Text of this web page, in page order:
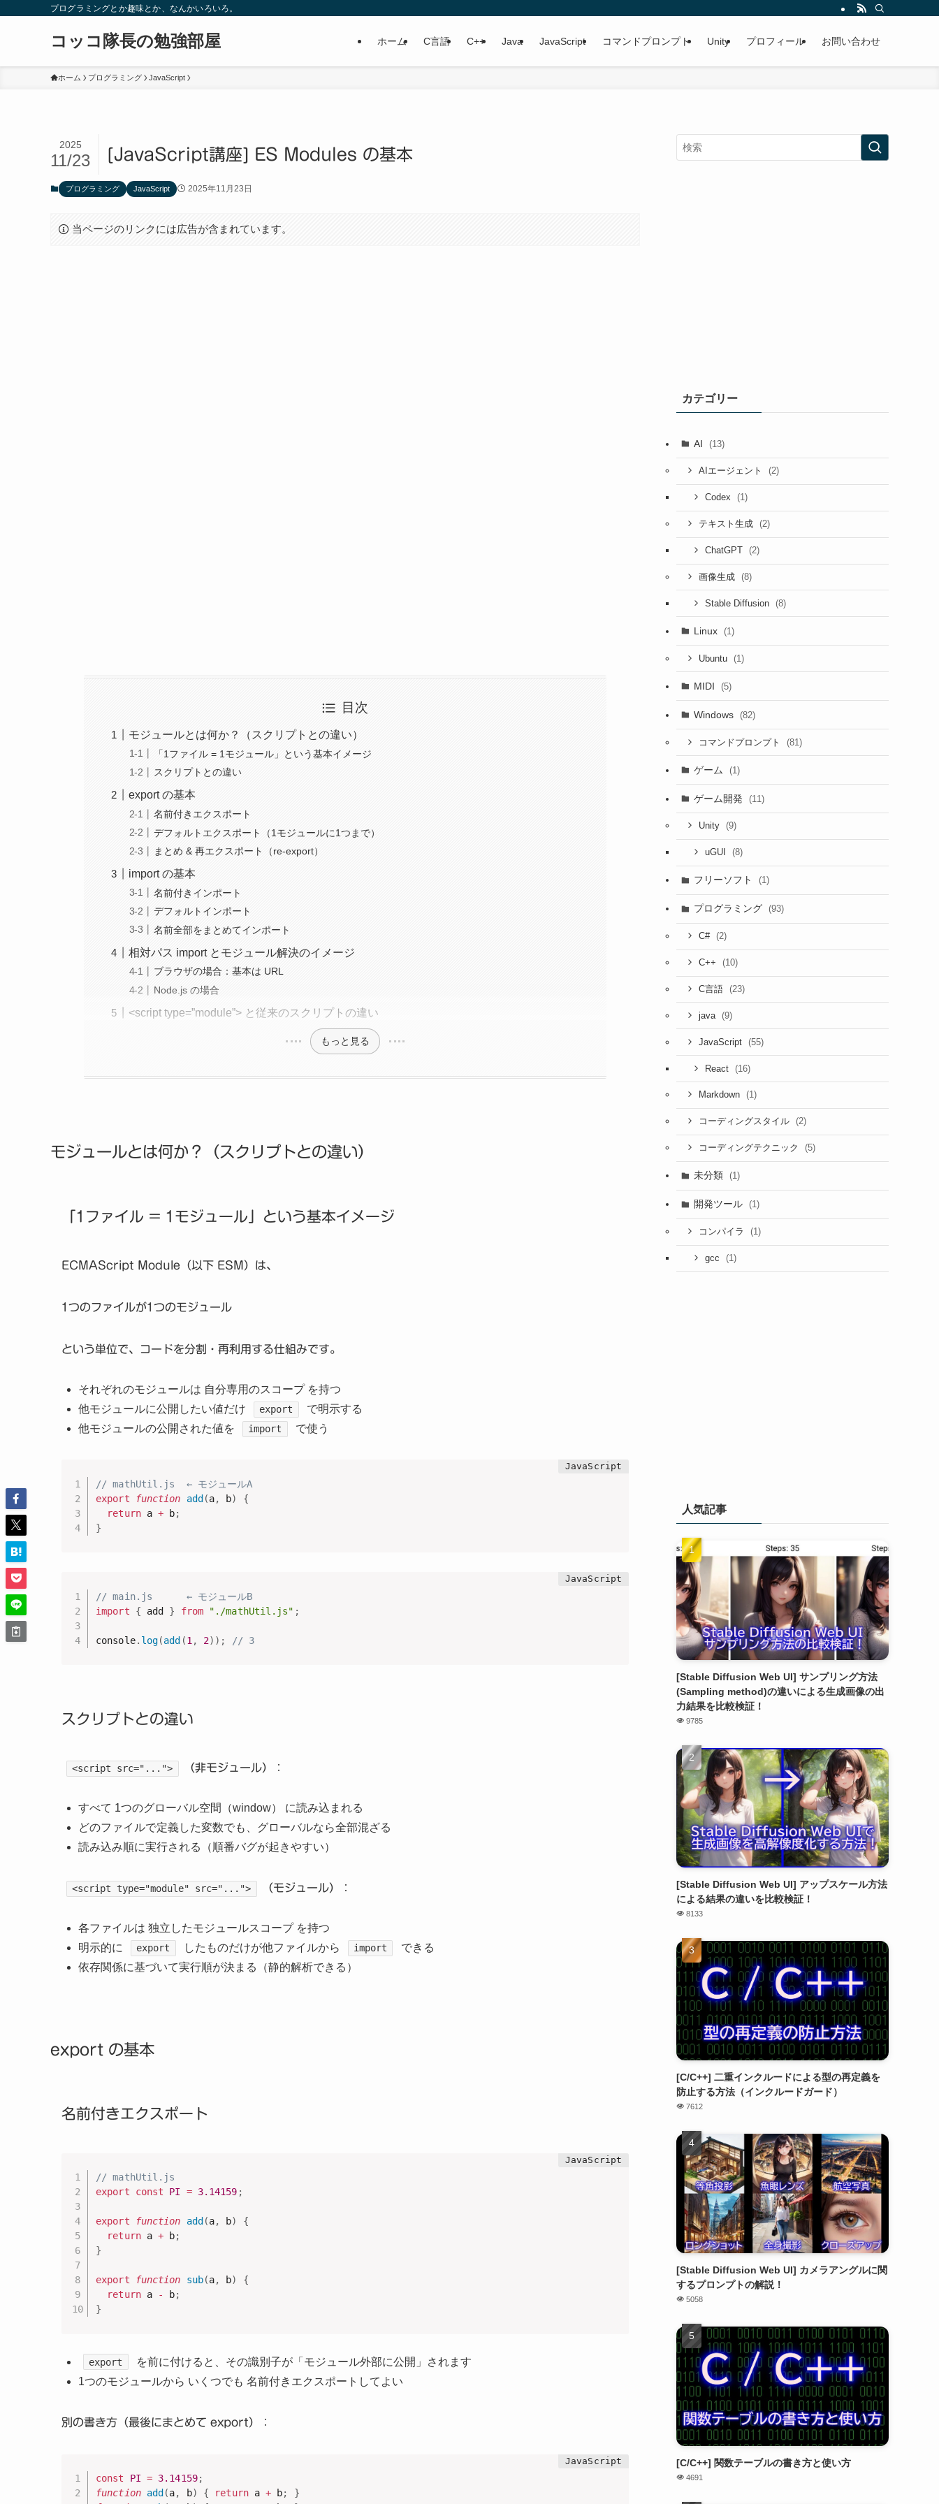
プログラミングとか趣味とか、なんかいろいろ。
コッコ隊長の勉強部屋 ホーム C言語 C++ Java JavaScript コマンドプロンプト Unity プロフィール お問い合わせ
ホーム プログラミング JavaScript
[JavaScript講座] ES Modules の基本
2025
11/23
プログラミング JavaScript 2025年11月23日
当ページのリンクには広告が含まれています。
目次
モジュールとは何か？（スクリプトとの違い）
「1ファイル = 1モジュール」という基本イメージ
スクリプトとの違い
export の基本
名前付きエクスポート
デフォルトエクスポート（1モジュールに1つまで）
まとめ & 再エクスポート（re-export）
import の基本
名前付きインポート
デフォルトインポート
名前全部をまとめてインポート
相対パス import とモジュール解決のイメージ
ブラウザの場合：基本は URL
Node.js の場合
<script type=”module”> と従来のスクリプトの違い
もっと見る
モジュールとは何か？（スクリプトとの違い）
「1ファイル = 1モジュール」という基本イメージ
ECMAScript Module（以下 ESM）は、
1つのファイルが1つのモジュール
という単位で、コードを分割・再利用する仕組みです。
それぞれのモジュールは 自分専用のスコープ を持つ
他モジュールに公開したい値だけ
export
で明示する
他モジュールの公開された値を
import で使う
// mathUtil.js  ← モジュールA
export
function add (a, b)
{
return a + b;
}
// main.js      ← モジュールB
import
{ add } from "./mathUtil.js" ;
console. log(add (1 , 2) ) ; // 3
スクリプトとの違い
<script src="..."> （非モジュール）：
すべて 1つのグローバル空間（window） に読み込まれる
どのファイルで定義した変数でも、グローバルなら全部混ざる
読み込み順に実行される（順番バグが起きやすい）
<script type="module" src="..."> （モジュール）：
各ファイルは 独立したモジュールスコープ を持つ
明示的に
export したものだけが他ファイルから import
できる
依存関係に基づいて実行順が決まる（静的解析できる）
export の基本
名前付きエクスポート
// mathUtil.js
export
const PI = 3.14159 ;
export function add (a, b)
{
return a + b;
}
export function sub(a, b)
{
return a - b;
}
export
を前に付けると、その識別子が「モジュール外部に公開」されます
1つのモジュールから いくつでも 名前付きエクスポートしてよい
別の書き方（最後にまとめて export）：
const PI = 3.14159;
function add (a, b) { return a + b;
}
カテゴリー
AI (13)
AIエージェント (2)
Codex (1)
テキスト生成 (2)
ChatGPT (2)
画像生成 (8)
Stable Diffusion (8)
Linux (1)
Ubuntu (1)
MIDI (5)
Windows (82)
コマンドプロンプト (81)
ゲーム (1)
ゲーム開発 (11)
Unity (9)
uGUI (8)
フリーソフト (1)
プログラミング (93)
C# (2)
C++ (10)
C言語 (23)
java (9)
JavaScript (55)
React (16)
Markdown (1)
コーディングスタイル (2)
コーディングテクニック (5)
未分類 (1)
開発ツール (1)
コンパイラ (1)
gcc (1)
人気記事
[Stable Diffusion Web UI] サンプリング方法
(Sampling method)の違いによる生成画像の出
力結果を比較検証！
9785
[Stable Diffusion Web UI] アップスケール方法
による結果の違いを比較検証！
8133
[C/C++] 二重インクルードによる型の再定義を
防止する方法（インクルードガード）
7612
[Stable Diffusion Web UI] カメラアングルに関
するプロンプトの解説！
5058
[C/C++] 関数テーブルの書き方と使い方
4691